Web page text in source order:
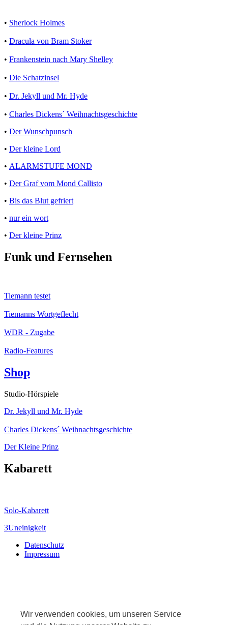
Wir verwenden cookies, um unseren Service
• Sherlock Holmes
• Dracula von Bram Stoker
• Frankenstein nach Mary Shelley
• Die Schatzinsel
• Dr. Jekyll und Mr. Hyde
• Charles Dickens´ Weihnachtsgeschichte
• Der Wunschpunsch
• Der kleine Lord
• ALARMSTUFE MOND
• Der Graf vom Mond Callisto
• Bis das Blut gefriert
• nur ein wort
• Der kleine Prinz
Funk und Fernsehen
Tiemann testet
Tiemanns Wortgeflecht
WDR - Zugabe
Radio-Features
Shop
Studio-Hörspiele
Dr. Jekyll und Mr. Hyde
Charles Dickens´ Weihnachtsgeschichte
Der Kleine Prinz
Kabarett
Solo-Kabarett
3Uneinigkeit
Datenschutz
Impressum